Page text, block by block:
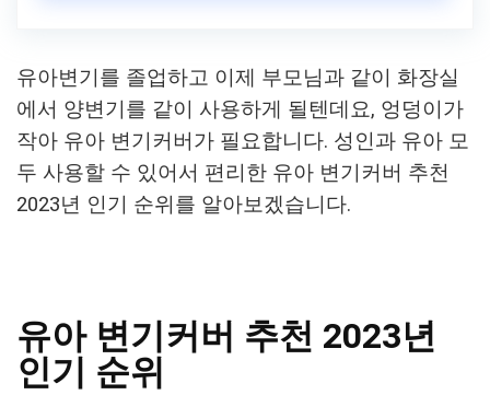
유아변기를 졸업하고 이제 부모님과 같이 화장실
에서 양변기를 같이 사용하게 될텐데요, 엉덩이가
작아 유아 변기커버가 필요합니다. 성인과 유아 모
두 사용할 수 있어서 편리한 유아 변기커버 추천
2023년 인기 순위를 알아보겠습니다.
유아 변기커버 추천 2023년
인기 순위